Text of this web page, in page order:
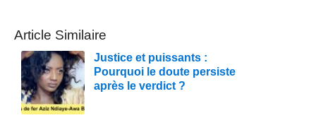
Article Similaire
Justice et puissants :
Pourquoi le doute persiste
après le verdict ?